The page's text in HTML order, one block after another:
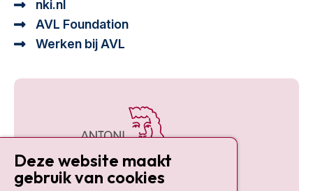
nki.nl
AVL Foundation
Werken bij AVL
Deze website maakt
gebruik van cookies